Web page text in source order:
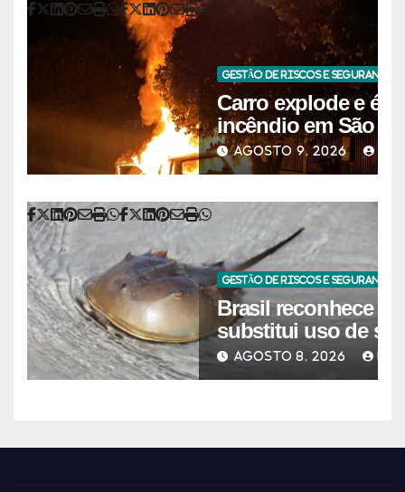
GESTÃO DE RISCOS E SEGURANÇA
Carro explode e é
incêndio em São
Claro; veja vídeo
AGOSTO 9, 2026
GESTÃO DE RISCOS E SEGURANÇA
Brasil reconhece
substitui uso de
caranguejo-
farmacêuticos
AGOSTO 8, 2026